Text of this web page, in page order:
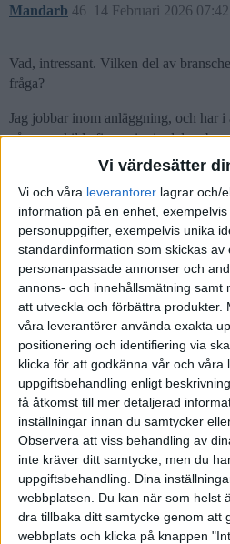
Vi värdesätter
Vi och våra leverantorer lagrar och/
information på en enhet,
personuppgifter, exempelvis unika
standardinformation som skickas av
personanpassade annonser och
annons- och innehållsmätning samt
att utveckla och förbättra produkter.
våra leverantörer använda exakta
positionering och identifiering via
klicka för att godkänna vår och våra
uppgiftsbehandling enligt
få åtkomst till mer detaljerad
inställningar innan du samtycker
Observera att viss behandling av
inte kräver ditt samtycke, men du
uppgiftsbehandling. Dina
webbplatsen. Du kan när som helst
dra tillbaka ditt samtycke genom att
webbplats och klicka på knappen
Mandarb 14 Februari 2026 07:42
46
Vad, intressant. Vilken del av
fråga?
Jag jobbar inom anläggning, och har
några enskilda firmor i min del av
(I min nuvarande projektorganisation
projektörerna, och mig veterligen 0
L_D (Levadrömmen) 14 Februari
Är (enmanskonsult med AB) inom
industri och det är som du säger fler
nog för att många tror att allt är
har AB vilket inte är helt sant om
förpliktelser som företagare. Skulle
som företagare blir stämd eller
skyddad med EF som AB vilket
dvs försäkringar och ansvar.
Började min karriär med EF och flera
men pga tex fördelar som 3:12 gör